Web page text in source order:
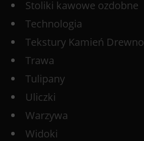
Stoliki kawowe ozdobne
Technologia
Tekstury Kamień Drewno
Trawa
Tulipany
Uliczki
Warzywa
Widoki